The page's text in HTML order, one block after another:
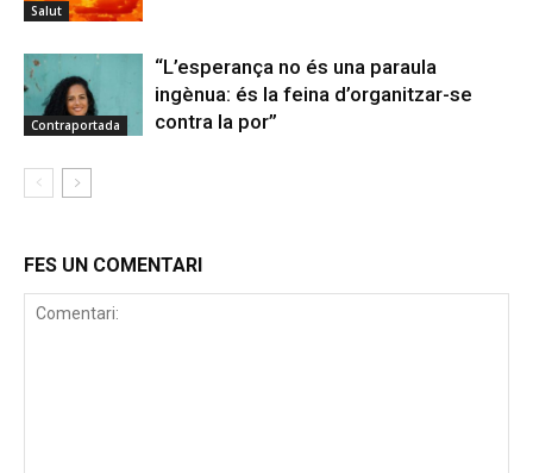
Salut
Contraportada
“L’esperança no és una paraula
ingènua: és la feina d’organitzar-se
contra la por”
FES UN COMENTARI